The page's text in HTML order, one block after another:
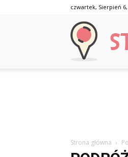
czwartek, Sierpień 6,
Strona główna